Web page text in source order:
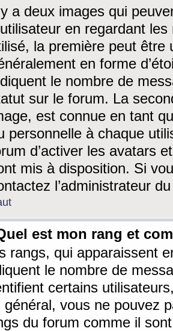
a deux images qui
en regardant
la première peut être
en forme
le nombre de
sur le forum. La
est connue en tant
personnelle à chaque
d’activer les avatars
mis à disposition. Si
l’administrateur
est mon rang et
rangs, qui apparaissent
le nombre de
certains
général, vous ne pouvez
du forum comme il